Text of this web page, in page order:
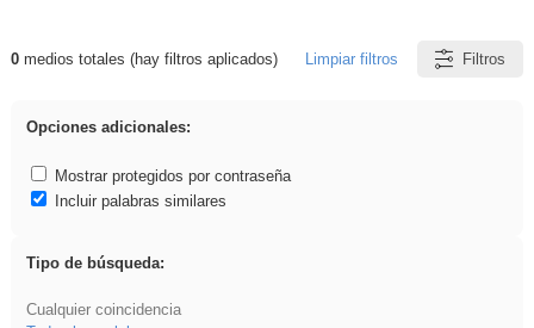
Resultados de: Arquitectura
0medios totales (hay filtros aplicados) Limpiar filtros Filtros
Opciones adicionales:
Mostrar protegidos por contraseña
Incluir palabras similares
Tipo de búsqueda:
Cualquier coincidencia